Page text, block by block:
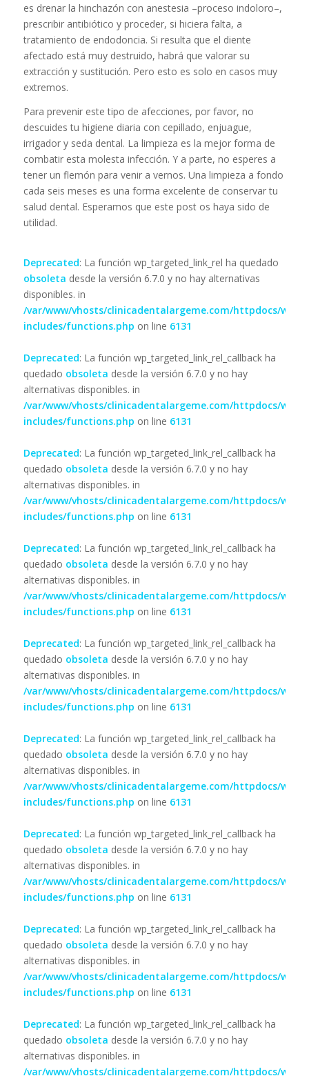
es drenar la hinchazón con anestesia –proceso indoloro–,
prescribir antibiótico y proceder, si hiciera falta, a
tratamiento de endodoncia. Si resulta que el diente
afectado está muy destruido, habrá que valorar su
extracción y sustitución. Pero esto es solo en casos muy
extremos.
Para prevenir este tipo de afecciones, por favor, no
descuides tu higiene diaria con cepillado, enjuague,
irrigador y seda dental. La limpieza es la mejor forma de
combatir esta molesta infección. Y a parte, no esperes a
tener un flemón para venir a vernos. Una limpieza a fondo
cada seis meses es una forma excelente de conservar tu
salud dental. Esperamos que este post os haya sido de
utilidad.
Deprecated: La función wp_targeted_link_rel ha quedado
obsoleta desde la versión 6.7.0 y no hay alternativas
disponibles. in
/var/www/vhosts/clinicadentalargeme.com/httpdocs/wp-
includes/functions.php on line 6131
Deprecated: La función wp_targeted_link_rel_callback ha
quedado obsoleta desde la versión 6.7.0 y no hay
alternativas disponibles. in
/var/www/vhosts/clinicadentalargeme.com/httpdocs/wp-
includes/functions.php on line 6131
Deprecated: La función wp_targeted_link_rel_callback ha
quedado obsoleta desde la versión 6.7.0 y no hay
alternativas disponibles. in
/var/www/vhosts/clinicadentalargeme.com/httpdocs/wp-
includes/functions.php on line 6131
Deprecated: La función wp_targeted_link_rel_callback ha
quedado obsoleta desde la versión 6.7.0 y no hay
alternativas disponibles. in
/var/www/vhosts/clinicadentalargeme.com/httpdocs/wp-
includes/functions.php on line 6131
Deprecated: La función wp_targeted_link_rel_callback ha
quedado obsoleta desde la versión 6.7.0 y no hay
alternativas disponibles. in
/var/www/vhosts/clinicadentalargeme.com/httpdocs/wp-
includes/functions.php on line 6131
Deprecated: La función wp_targeted_link_rel_callback ha
quedado obsoleta desde la versión 6.7.0 y no hay
alternativas disponibles. in
/var/www/vhosts/clinicadentalargeme.com/httpdocs/wp-
includes/functions.php on line 6131
Deprecated: La función wp_targeted_link_rel_callback ha
quedado obsoleta desde la versión 6.7.0 y no hay
alternativas disponibles. in
/var/www/vhosts/clinicadentalargeme.com/httpdocs/wp-
includes/functions.php on line 6131
Deprecated: La función wp_targeted_link_rel_callback ha
quedado obsoleta desde la versión 6.7.0 y no hay
alternativas disponibles. in
/var/www/vhosts/clinicadentalargeme.com/httpdocs/wp-
includes/functions.php on line 6131
Deprecated: La función wp_targeted_link_rel_callback ha
quedado obsoleta desde la versión 6.7.0 y no hay
alternativas disponibles. in
/var/www/vhosts/clinicadentalargeme.com/httpdocs/wp-